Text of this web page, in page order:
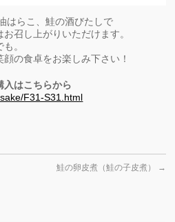
はらこ、鮭の酒びたしで
召し上がりいただけます。
。
の食卓をお楽しみ下さい！
入はこちらから
F31-S31.html
鮭の卵皮煮（鮭の子皮煮） →